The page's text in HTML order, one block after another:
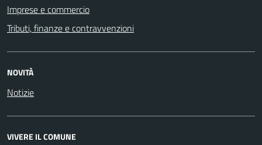
Imprese e commercio
Tributi, finanze e contravvenzioni
NOVITÀ
Notizie
VIVERE IL COMUNE